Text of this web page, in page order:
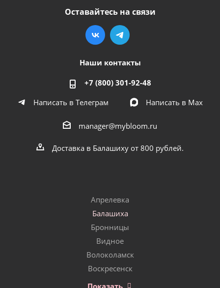
Оставайтесь на связи
Наши контакты
+7 (800) 301-92-48
Написать в Телеграм
Написать в Мах
manager@mybloom.ru
Доставка в Балашиху от 800 рублей.
Апрелевка
Балашиха
Бронницы
Видное
Волоколамск
Воскресенск